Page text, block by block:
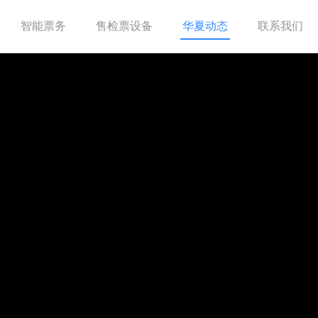
智能票务 售检票设备 华夏动态 联系我们